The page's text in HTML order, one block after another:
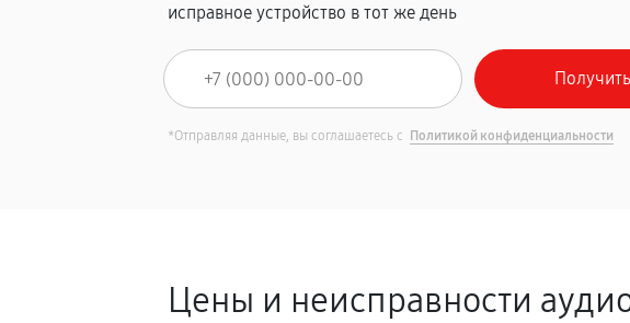
исправное устройство в тот же день
*Отправляя данные, вы соглашаетесь с Политикой конфиденциальности
Цены и неисправности